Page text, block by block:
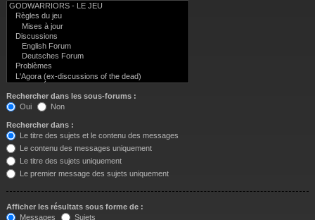
Rechercher dans les sous-forums :
Oui
Non
Rechercher dans :
Le titre des sujets et le contenu des messages
Le contenu des messages uniquement
Le titre des sujets uniquement
Le premier message des sujets uniquement
Afficher les résultats sous forme de :
Messages
Sujets